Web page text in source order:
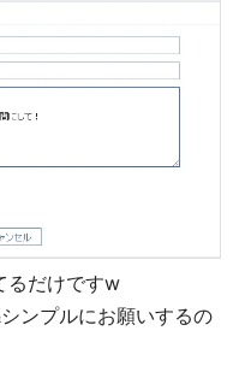
るだけですw
ンプルにお願いするの